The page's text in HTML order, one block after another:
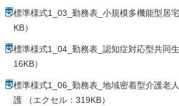
標準様式1_03_勤務表_小規模多機能型居
KB）
標準様式1_04_勤務表_認知症対応型共同
16KB）
標準様式1_06_勤務表_地域密着型介護老
護 （エクセル：319KB）